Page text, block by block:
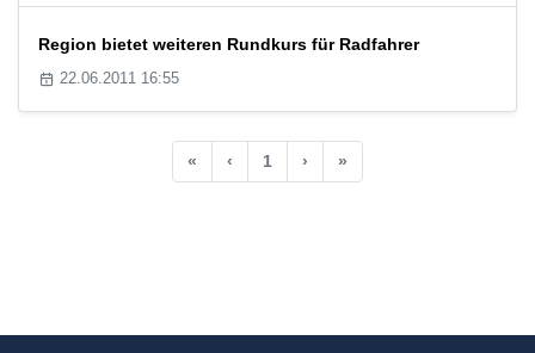
Region bietet weiteren Rundkurs für Radfahrer
22.06.2011 16:55
« ‹ 1 › »